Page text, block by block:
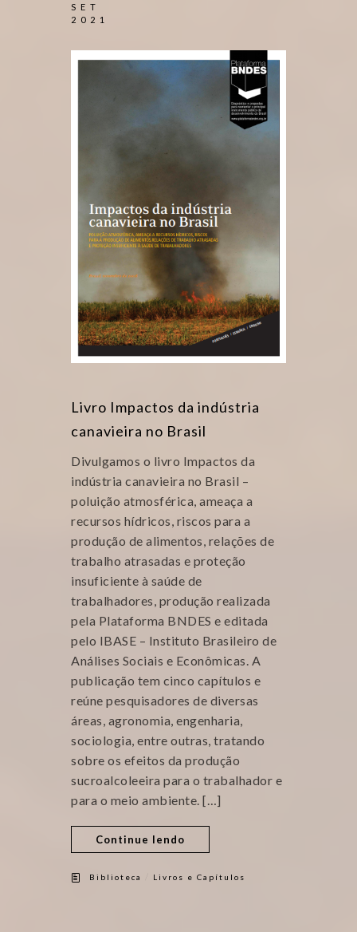
SET
2021
Livro Impactos da indústria
canavieira no Brasil
Divulgamos o livro Impactos da
indústria canavieira no Brasil –
poluição atmosférica, ameaça a
recursos hídricos, riscos para a
produção de alimentos, relações de
trabalho atrasadas e proteção
insuficiente à saúde de
trabalhadores, produção realizada
pela Plataforma BNDES e editada
pelo IBASE – Instituto Brasileiro de
Análises Sociais e Econômicas. A
publicação tem cinco capítulos e
reúne pesquisadores de diversas
áreas, agronomia, engenharia,
sociologia, entre outras, tratando
sobre os efeitos da produção
sucroalcoleeira para o trabalhador e
para o meio ambiente. […]
Continue lendo
Biblioteca Livros e Capítulos